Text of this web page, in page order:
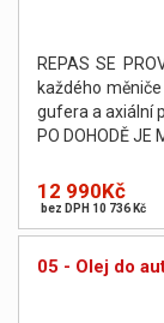
REPAS SE
každého
gufera a axiální
PO DOHODĚ JE
12 990Kč
bez DPH 10 736 Kč
05 - Olej do